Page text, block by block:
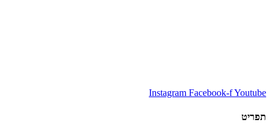
Instagram Facebook-fYoutube
תפריט